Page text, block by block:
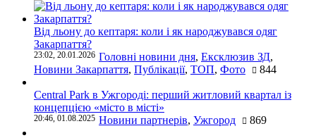
Від льону до кептаря: коли і як народжувався одяг
Закарпаття?
23:02, 20.01.2026 Головні новини дня, Ексклюзив ЗД,
Новини Закарпаття, Публікації, ТОП, Фото 844
Central Park в Ужгороді: перший житловий квартал із
концепцією «місто в місті»
20:46, 01.08.2025 Новини партнерів, Ужгород 869